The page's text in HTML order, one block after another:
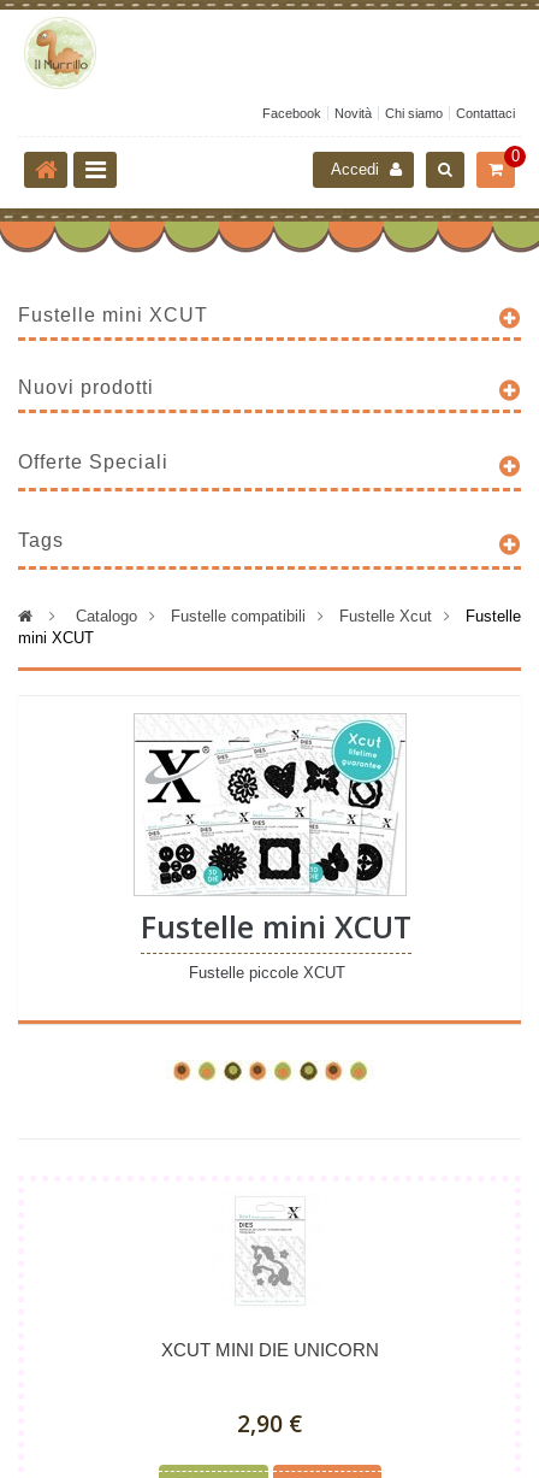
Facebook Novità Chi siamo Contattaci
0
Accedi
Fustelle mini XCUT
Nuovi prodotti
Offerte Speciali
Tags
> Catalogo > Fustelle compatibili > Fustelle Xcut >
Fustelle
mini XCUT
Fustelle mini XCUT
Fustelle piccole XCUT
XCUT MINI DIE UNICORN
2,90 €